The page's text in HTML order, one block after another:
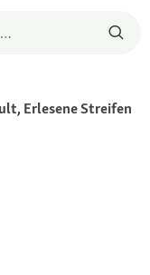
Erlesene Streifen